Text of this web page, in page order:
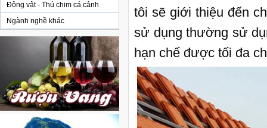
Động vật - Thú chim cá cảnh
Ngành nghề khác
tôi sẽ giới thiệu đến
sử dụng thường sử
hạn chế được tối đa